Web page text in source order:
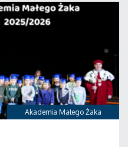
Akademia Małego Żaka